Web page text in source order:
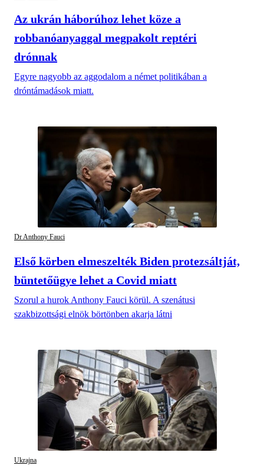
Az ukrán háborúhoz lehet köze a
robbanóanyaggal megpakolt reptéri
drónnak
Egyre nagyobb az aggodalom a német politikában a
dróntámadások miatt.
Dr Anthony Fauci
Első körben elmeszelték Biden protezsáltját,
büntetőügye lehet a Covid miatt
Szorul a hurok Anthony Fauci körül. A szenátusi
szakbizottsági elnök börtönben akarja látni
Ukrajna